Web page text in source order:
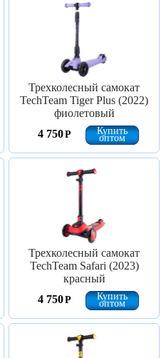
Трехколесный самокат
TechTeam Tiger Plus (2022)
фиолетовый
4 750Р Купить
оптом
Трехколесный самокат
TechTeam Safari (2023)
красный
4 750Р Купить
оптом